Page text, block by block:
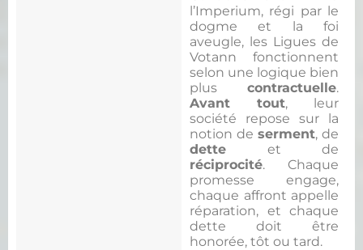
l’Imperium, régi par le
dogme et la foi
aveugle, les Ligues de
Votann fonctionnent
selon une logique bien
plus contractuelle.
Avant tout, leur
société repose sur la
notion de serment, de
dette et de
réciprocité. Chaque
promesse engage,
chaque affront appelle
réparation, et chaque
dette doit être
honorée, tôt ou tard.